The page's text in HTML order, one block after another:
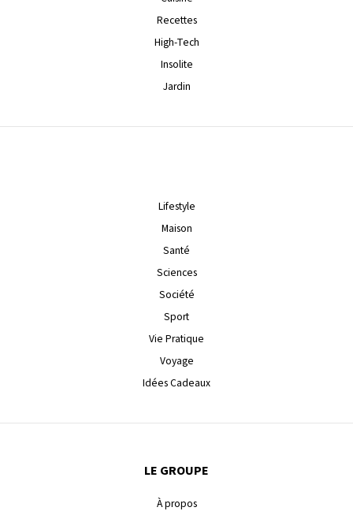
Recettes
High-Tech
Insolite
Jardin
Lifestyle
Maison
Santé
Sciences
Société
Sport
Vie Pratique
Voyage
Idées Cadeaux
LE GROUPE
À propos